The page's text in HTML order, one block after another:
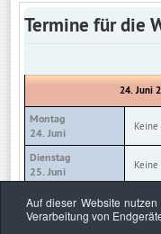
Termine für die
24. Juni
Montag
24. Juni
Dienstag
25. Juni
Mittwoch
26. Juni
Keine
Auf dieser Website
Verarbeitung von